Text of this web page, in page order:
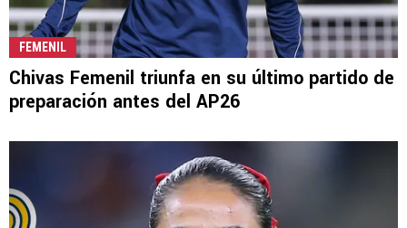
FEMENIL
Chivas Femenil triunfa en su último partido de
preparación antes del AP26